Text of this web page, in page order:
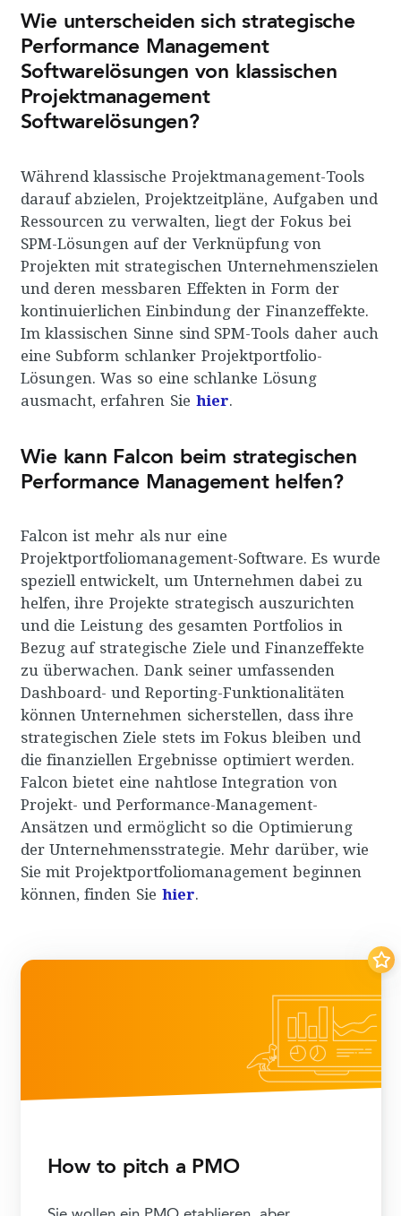
Wie unterscheiden sich strategische
Performance Management
Softwarelösungen von klassischen
Projektmanagement
Softwarelösungen?
Während klassische Projektmanagement-Tools
darauf abzielen, Projektzeitpläne, Aufgaben und
Ressourcen zu verwalten, liegt der Fokus bei
SPM-Lösungen auf der Verknüpfung von
Projekten mit strategischen Unternehmenszielen
und deren messbaren Effekten in Form der
kontinuierlichen Einbindung der Finanzeffekte.
Im klassischen Sinne sind SPM-Tools daher auch
eine Subform schlanker Projektportfolio-
Lösungen. Was so eine schlanke Lösung
ausmacht, erfahren Sie hier.
Wie kann Falcon beim strategischen
Performance Management helfen?
Falcon ist mehr als nur eine
Projektportfoliomanagement-Software. Es wurde
speziell entwickelt, um Unternehmen dabei zu
helfen, ihre Projekte strategisch auszurichten
und die Leistung des gesamten Portfolios in
Bezug auf strategische Ziele und Finanzeffekte
zu überwachen. Dank seiner umfassenden
Dashboard- und Reporting-Funktionalitäten
können Unternehmen sicherstellen, dass ihre
strategischen Ziele stets im Fokus bleiben und
die finanziellen Ergebnisse optimiert werden.
Falcon bietet eine nahtlose Integration von
Projekt- und Performance-Management-
Ansätzen und ermöglicht so die Optimierung
der Unternehmensstrategie. Mehr darüber, wie
Sie mit Projektportfoliomanagement beginnen
können, finden Sie hier.
How to pitch a PMO